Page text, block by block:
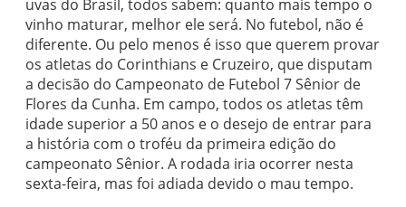
uvas do Brasil, todos sabem: quanto mais tempo o
vinho maturar, melhor ele será. No futebol, não é
diferente. Ou pelo menos é isso que querem provar
os atletas do Corinthians e Cruzeiro, que disputam
a decisão do Campeonato de Futebol 7 Sênior de
Flores da Cunha. Em campo, todos os atletas têm
idade superior a 50 anos e o desejo de entrar para
a história com o troféu da primeira edição do
campeonato Sênior. A rodada iria ocorrer nesta
sexta-feira, mas foi adiada devido o mau tempo.